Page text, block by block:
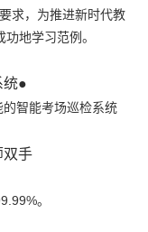
求，为推进新时代教
地学习范例。
统●
智能考场巡检系统
双手
。